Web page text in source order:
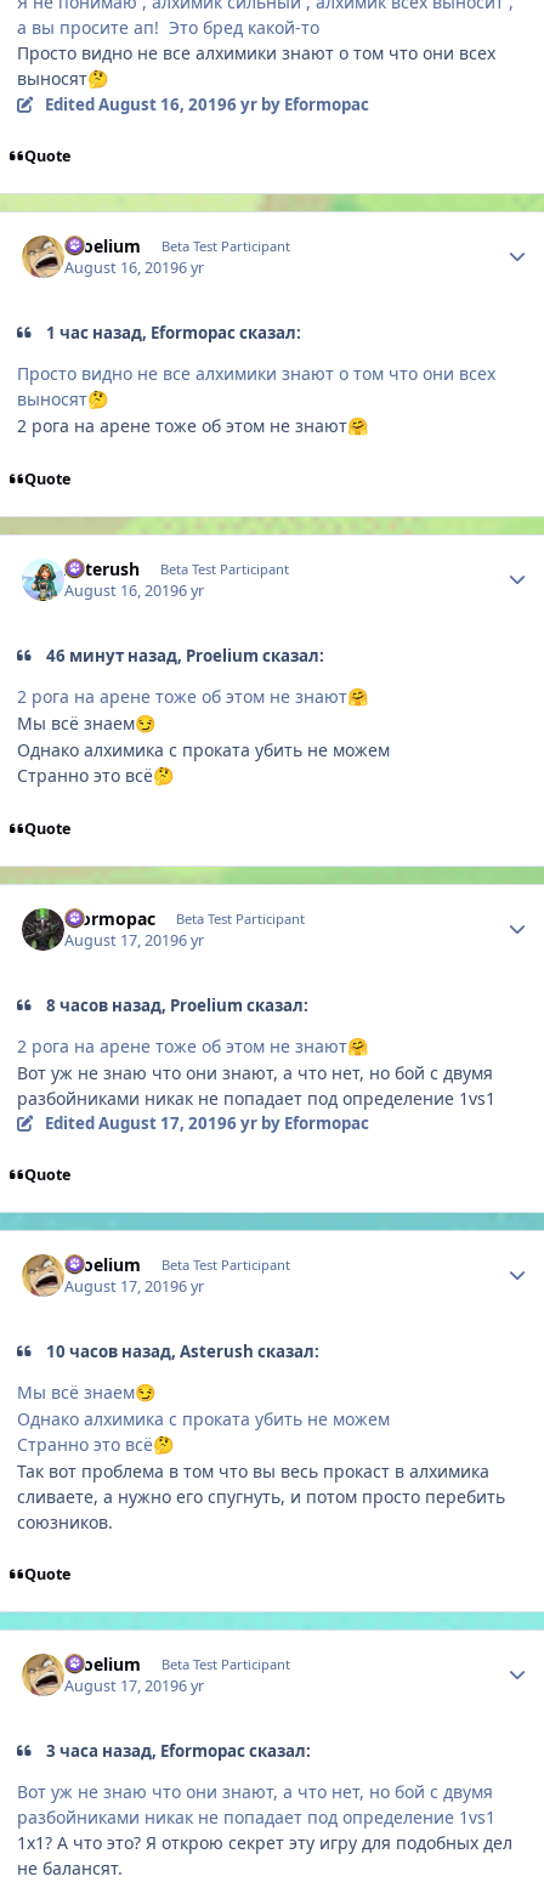
а вы просите ап! Это бред какой-то
Просто видно не все алхимики знают о том что они всех
выносят🤔
Edited August 16, 20196 yrby Eformopac
Quote
Proelium Beta Test Participant
August 16, 20196 yr
1 час назад, Eformopac сказал:
Просто видно не все алхимики знают о том что они всех
выносят🤔
2 рога на арене тоже об этом не знают🤗
Quote
Asterush Beta Test Participant
August 16, 20196 yr
46 минут назад, Proelium сказал:
2 рога на арене тоже об этом не знают🤗
Мы всё знаем😏
Однако алхимика с проката убить не можем
Странно это всё🤔
Quote
Eformopac Beta Test Participant
August 17, 20196 yr
8 часов назад, Proelium сказал:
2 рога на арене тоже об этом не знают🤗
Вот уж не знаю что они знают, а что нет, но бoй с двумя
разбойниками никак не попадает под определение 1vs1
EditedAugust 17, 20196 yrby Eformopac
Quote
Proelium Beta Test Participant
August 17, 20196 yr
10 часов назад, Asterush сказал:
Мы всё знаем😏
Однако алхимика с проката убить не можем
Странно это всё🤔
Так вот проблема в том что вы весь прокаст в алхимика
сливаете, а нужно его спугнуть, и потом просто перебить
союзников.
Quote
Proelium Beta Test Participant
August 17, 20196 yr
3 часа назад, Eformopac сказал:
Вот уж не знаю что они знают, а что нет, но бoй с двумя
разбойниками никак не попадает под определение 1vs1
1х1? А что это? Я открою секрет эту игру для подобных дел
не балансят.